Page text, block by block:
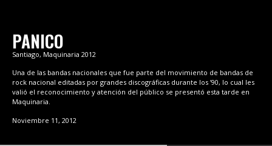
PANICO
Santiago, Maquinaria 2012
Una de las bandas nacionales que fue parte del movimiento de bandas de
rock nacional editadas por grandes discográficas durante los ’90, lo cual les
valió el reconocimiento y atención del público se presentó esta tarde en
Maquinaria.
Noviembre 11, 2012